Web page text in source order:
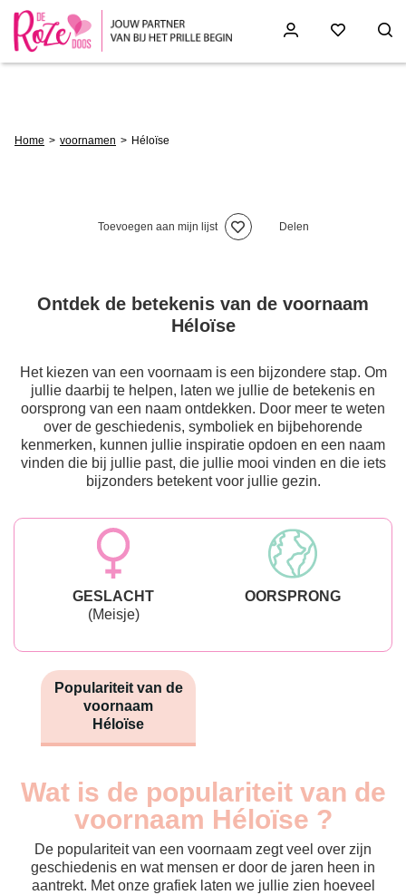
Home voornamen Héloïse
Toevoegen aan mijn lijst Delen
Ontdek de betekenis van de voornaam
Héloïse
Het kiezen van een voornaam is een bijzondere stap. Om
jullie daarbij te helpen, laten we jullie de betekenis en
oorsprong van een naam ontdekken. Door meer te weten
over de geschiedenis, symboliek en bijbehorende
kenmerken, kunnen jullie inspiratie opdoen en een naam
vinden die bij jullie past, die jullie mooi vinden en die iets
bijzonders betekent voor jullie gezin.
GESLACHT
(Meisje)
OORSPRONG
Populariteit van de
voornaam
Héloïse
Wat is de populariteit van de
voornaam Héloïse ?
De populariteit van een voornaam zegt veel over zijn
geschiedenis en wat mensen er door de jaren heen in
aantrekt. Met onze grafiek laten we jullie zien hoeveel
Année
Nouveaux-
nés
31
2010
52
2011
43
2012
46